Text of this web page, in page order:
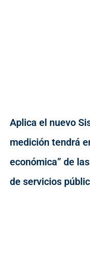
Aplica el nuevo
medición tendrá
económica” de
de servicios